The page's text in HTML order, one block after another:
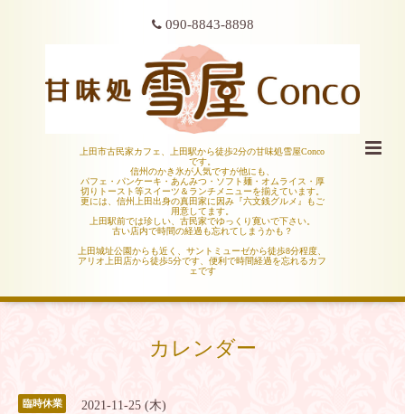
090-8843-8898
上田市古民家カフェ、上田駅から徒歩2分の甘味処雪屋Conco
です。
信州のかき氷が人気ですが他にも、
パフェ・パンケーキ・あんみつ・ソフト麺・オムライス・厚
切りトースト等スイーツ＆ランチメニューを揃えています。
更には、信州上田出身の真田家に因み『六文銭グルメ』もご
用意してます。
上田駅前では珍しい、古民家でゆっくり寛いで下さい。
古い店内で時間の経過も忘れてしまうかも？
上田城址公園からも近く、サントミューゼから徒歩8分程度、
アリオ上田店から徒歩5分です、便利で時間経過を忘れるカフ
ェです
カレンダー
臨時休業 2021-11-25 (木)